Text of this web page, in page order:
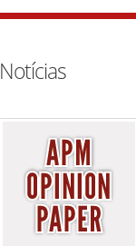
Notícias